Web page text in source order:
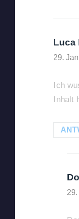
Luca
29.
Ich
Inhalt